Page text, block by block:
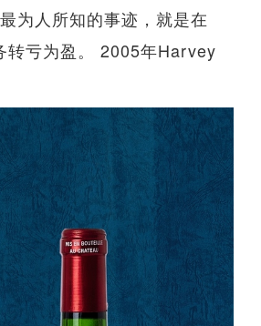
为人所知的事迹，就是在
转亏为盈。 2005年Harvey